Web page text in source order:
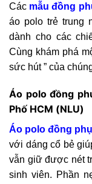
Các mẫu đồng
áo polo trẻ trung
dành cho các
Cùng khám phá
sức hút ” của
Áo polo đồng
Phố HCM (NLU)
Áo polo đồng
với dáng cổ bẻ
vẫn giữ được nét
sinh viên. Phần